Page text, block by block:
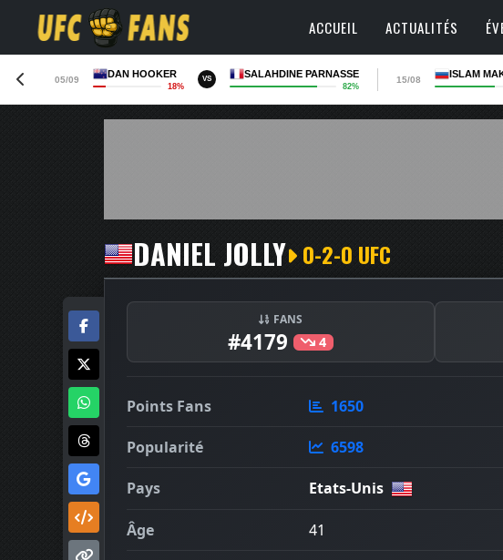
ACCUEIL ACTUALITÉS
05/09
DAN HOOKER
18%
VS SALAHDINE PARNASSE
82%
15/08
ISLAM
DANIEL JOLLY 0-2-0 UFC
FANS
#4179 4
Points Fans 1650
Popularité 6598
Pays Etats-Unis
Âge 41